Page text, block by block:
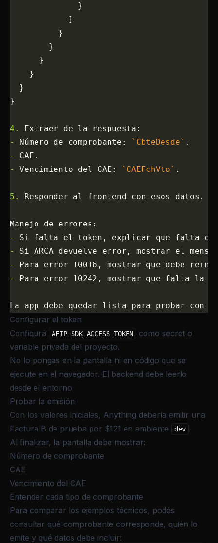
              }
            ]
          }
        }
      }
    }
  }
}
4.
Extraer de la respuesta:
-
Número de comprobante: `CbteDesde` .
-
CAE.
-
Vencimiento del CAE: `CAEFchVto` .
5. Responder al frontend con esos datos.
Manejo de errores:
-
Si falta el token, explicar que falta
-
Si ARCA devuelve error, mostrar el
-
Para error 10016, mostrar que debe
-
Para error 10242, mostrar que falta la
La app debe quedar lista para probar
Configurar el token
Configurá
AFIP_SDK_ACCESS_TOKEN
como secret o
variable privada del proyecto.
No lo pongas en la pantalla ni en código que se
ejecute en el navegador. El backend debe leerlo
desde el entorno.
Probar la emisión
Con los valores iniciales, Anything debería emitir una
Factura B de prueba por $121 en ambiente
dev .
Al finalizar, la pantalla debe mostrar:
Número de comprobante
CAE
Vencimiento del CAE
Entender cada tipo de comprobante
Para comparar los ejemplos técnicos, podés
consultar qué comprobante corresponde, quién lo
emite y qué datos debe incluir: